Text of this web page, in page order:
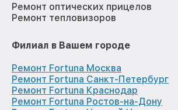
Ремонт оптических прицелов
Ремонт тепловизоров
Филиал в Вашем городе
Ремонт Fortuna Москва
Ремонт Fortuna Санкт-Петербург
Ремонт Fortuna Краснодар
Ремонт Fortuna Ростов-на-Дону